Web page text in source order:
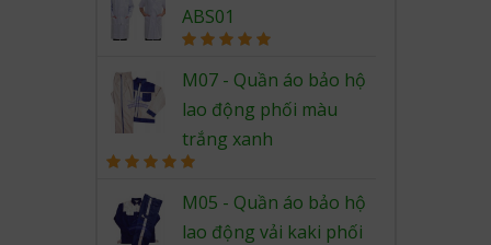
ABS01
out of 5
M07 - Quần áo bảo hộ
lao động phối màu
trắng xanh
out of 5
M05 - Quần áo bảo hộ
lao động vải kaki phối